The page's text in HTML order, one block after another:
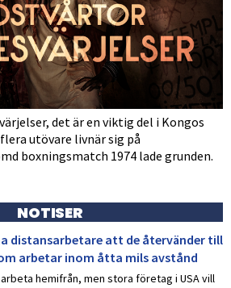
det är en viktig del i Kongos
utövare livnär sig på
boxningsmatch 1974 lade grunden.
NOTISER
distansarbetare att de återvänder till
arbetar inom åtta mils avstånd
hemifrån, men stora företag i USA vill